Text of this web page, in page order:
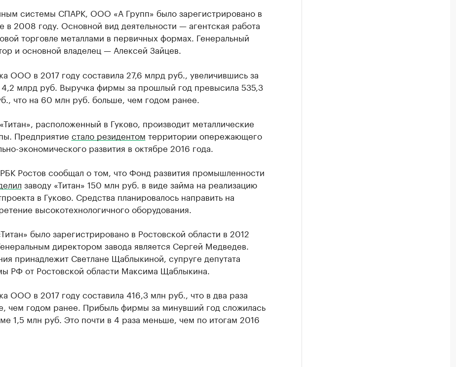
системы СПАРК, ООО «А Групп» было зарегистрировано в
в 2008 году. Основной вид деятельности — агентская работа
торговле металлами в первичных формах. Генеральный
и основной владелец — Алексей Зайцев.
ООО в 2017 году составила 27,6 млрд руб., увеличившись за
4,2 млрд руб. Выручка фирмы за прошлый год превысила 535,3
что на 60 млн руб. больше, чем годом ранее.
расположенный в Гуково, производит металлические
Предприятие стало резидентом территории опережающего
экономического развития в октябре 2016 года.
Ростов сообщал о том, что Фонд развития промышленности
заводу «Титан» 150 млн руб. в виде займа на реализацию
в Гуково. Средства планировалось направить на
высокотехнологичного оборудования.
было зарегистрировано в Ростовской области в 2012
директором завода является Сергей Медведев.
принадлежит Светлане Щаблыкиной, супруге депутата
РФ от Ростовской области Максима Щаблыкина.
ООО в 2017 году составила 416,3 млн руб., что в два раза
чем годом ранее. Прибыль фирмы за минувший год сложилась
1,5 млн руб. Это почти в 4 раза меньше, чем по итогам 2016